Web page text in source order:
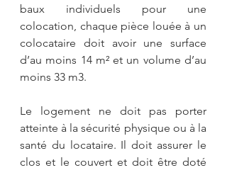
baux individuels pour une
colocation, chaque pièce louée à un
colocataire doit avoir une surface
d’au moins 14 m² et un volume d’au
moins 33 m3.
Le logement ne doit pas porter
atteinte à la sécurité physique ou à la
santé du locataire. Il doit assurer le
clos et le couvert et doit être doté